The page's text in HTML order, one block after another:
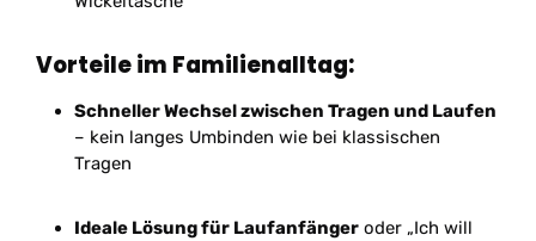
Vorteile im Familienalltag:
Schneller Wechsel zwischen Tragen und Laufen
– kein langes Umbinden wie bei klassischen
Tragen
Ideale Lösung für Laufanfänger oder „Ich will